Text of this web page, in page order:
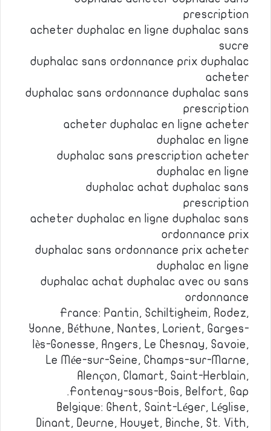
prescription
acheter duphalac en ligne duphalac sans
sucre
duphalac sans ordonnance prix duphalac
acheter
duphalac sans ordonnance duphalac sans
prescription
acheter duphalac en ligne acheter
duphalac en ligne
duphalac sans prescription acheter
duphalac en ligne
duphalac achat duphalac sans
prescription
acheter duphalac en ligne duphalac sans
ordonnance prix
duphalac sans ordonnance prix acheter
duphalac en ligne
duphalac achat duphalac avec ou sans
ordonnance
France: Pantin, Schiltigheim, Rodez,
Yonne, Béthune, Nantes, Lorient, Garges-
lès-Gonesse, Angers, Le Chesnay, Savoie,
Le Mée-sur-Seine, Champs-sur-Marne,
Alençon, Clamart, Saint-Herblain,
Fontenay-sous-Bois, Belfort, Gap.
Belgique: Ghent, Saint-Léger, Léglise,
Dinant, Deurne, Houyet, Binche, St. Vith,